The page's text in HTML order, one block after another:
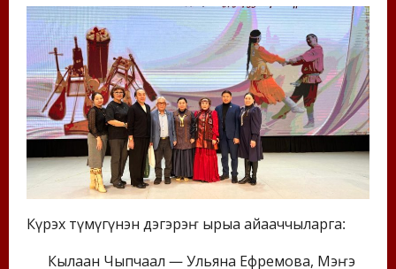
Күрэх түмүгүнэн дэгэрэҥ ырыа айааччыларга:
Кылаан Чыпчаал — Ульяна Ефремова, Мэҥэ